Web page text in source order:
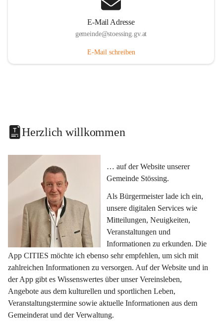
E-Mail Adresse
gemeinde@stoessing.gv.at
E-Mail schreiben
Herzlich willkommen
… auf der Website unserer
Gemeinde Stössing.
Als Bürgermeister lade ich ein,
unsere digitalen Services wie
Mitteilungen, Neuigkeiten,
Veranstaltungen und
Informationen zu erkunden. Die
App CITIES möchte ich ebenso sehr empfehlen, um sich mit
zahlreichen Informationen zu versorgen. Auf der Website und in
der App gibt es Wissenswertes über unser Vereinsleben,
Angebote aus dem kulturellen und sportlichen Leben,
Veranstaltungstermine sowie aktuelle Informationen aus dem
Gemeinderat und der Verwaltung.